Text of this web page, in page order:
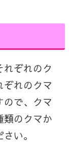
れぞれのク
ぞれのクマ
ので、クマ
類のクマか
い。